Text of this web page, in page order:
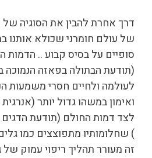
דרך אחרת להבין את הסוגיה
של עולם חומרני שכולא אותנו
סופיים על בסיס קבוע ..
(תודעת הבתולה בפאזה הנמוכה
לעולמה ולחיים חסרי משמעות
ואימון במשהו גדול יותר
לצד דמות החולם (תודעת הדגים
) שחלומותיו מתפוצצים כמו
זה מעורר תהליך ריפוי עמוק